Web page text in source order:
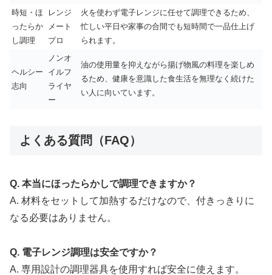
時短・ほ
ったらか
し調理
レンジ
メート
プロ
火を使わず電子レンジに任せて調理できるため、
忙しい平日や家事の合間でも短時間で一品仕上げ
られます。
ヘルシー
志向
ノンオ
イルフ
ライヤ
ー
油の使用量を抑えながら揚げ物風の料理を楽しめ
るため、健康を意識した食生活を無理なく続けた
い人に向いています。
よくある質問（FAQ）
Q. 本当にほったらかしで調理できますか？
A. 材料をセットして加熱するだけなので、付きっきりに
なる必要はありません。
Q. 電子レンジ調理は安全ですか？
A. 専用設計の調理器具を使用すれば安全に使えます。